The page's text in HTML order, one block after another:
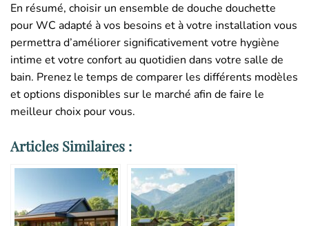
En résumé, choisir un ensemble de douche douchette
pour WC adapté à vos besoins et à votre installation vous
permettra d’améliorer significativement votre hygiène
intime et votre confort au quotidien dans votre salle de
bain. Prenez le temps de comparer les différents modèles
et options disponibles sur le marché afin de faire le
meilleur choix pour vous.
Articles Similaires :